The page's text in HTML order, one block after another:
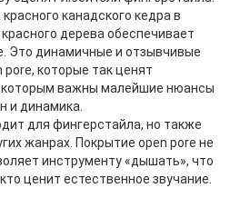
канадского кедра в
дерева обеспечивает
Это динамичные и отзывчивые
которые так ценят
которым важны малейшие нюансы
и динамика.
для фингерстайла, но также
жанрах. Покрытие open pore не
инструменту «дышать», что
ценит естественное звучание.